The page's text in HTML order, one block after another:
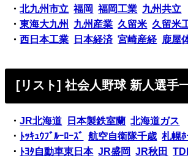
・北九州市立 福岡 福岡工業 九州共立
・東海大九州 九州産業 久留米 久留米
・西日本工業 日本経済 宮崎産経 鹿屋
[リスト] 社会人野球 新人選手
・JR北海道 日本製鉄室蘭 北海道ガス
・ ﾄｯｷｭｳﾌﾞﾙｰﾛｰｽﾞ 航空自衛隊千歳 札幌ﾎ
・ ﾄﾖﾀ自動車東日本 JR盛岡 JR秋田